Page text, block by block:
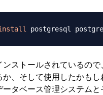
ンストールされているの
、そして使用したかもし
ータベース管理システム